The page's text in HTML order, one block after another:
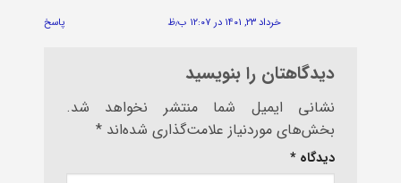
خرداد ۲۳, ۱۴۰۱ در ۱۲:۰۷ ب٫ظ پاسخ
دیدگاهتان را بنویسید
نشانی ایمیل شما منتشر نخواهد شد.
بخش‌های موردنیاز علامت‌گذاری شده‌اند *
دیدگاه *